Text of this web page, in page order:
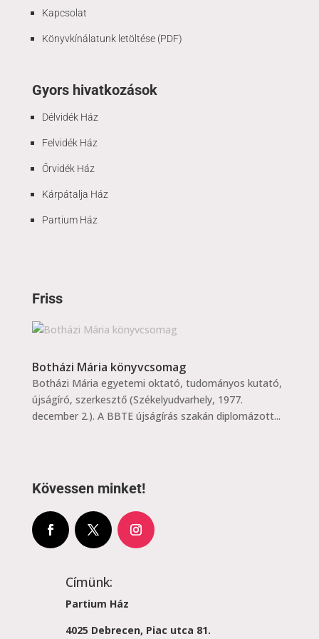
Kapcsolat
Könyvkínálatunk letöltése (PDF)
Gyors hivatkozások
Délvidék Ház
Felvidék Ház
Őrvidék Ház
Kárpátalja Ház
Partium Ház
Friss
Botházi Mária könyvcsomag
Botházi Mária egyetemi oktató, tudományos kutató,
újságíró, szerkesztő (Székelyudvarhely, 1977.
december 2.). A BBTE újságírás szakán diplomázott...
Kövessen minket!
Címünk:
Partium Ház
4025 Debrecen, Piac utca 81.